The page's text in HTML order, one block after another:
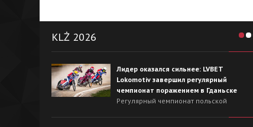
KLŻ 2026
Лидер оказался сильнее: LVBET
Lokomotiv завершил регулярный
чемпионат поражением в Гданьске
Регулярный чемпионат польской